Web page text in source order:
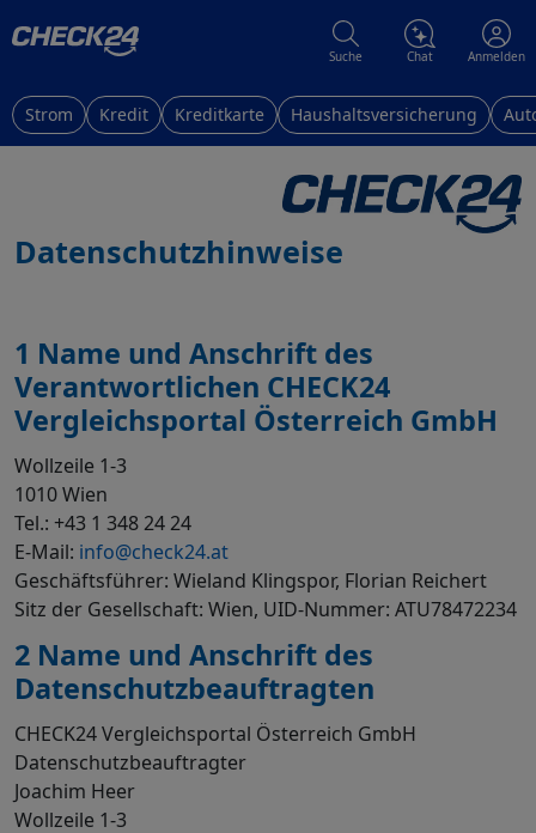
Suche Chat Anmelden
Strom Kredit Kreditkarte Haushaltsversicherung
Datenschutzhinweise
1 Name und Anschrift des
Verantwortlichen CHECK24
Vergleichsportal Österreich GmbH
Wollzeile 1-3
1010 Wien
Tel.: +43 1 348 24 24
E-Mail: info@check24.at
Geschäftsführer: Wieland Klingspor, Florian Reichert
Sitz der Gesellschaft: Wien, UID-Nummer: ATU78472234
2 Name und Anschrift des
Datenschutzbeauftragten
CHECK24 Vergleichsportal Österreich GmbH
Datenschutzbeauftragter
Joachim Heer
Wollzeile 1-3